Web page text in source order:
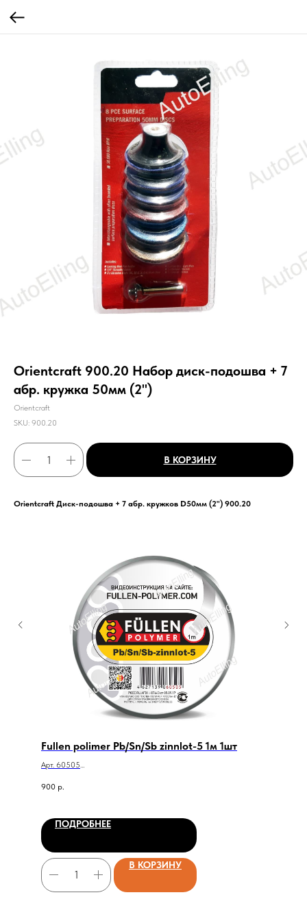
Orientcraft 900.20 Набор диск-подошва + 7
абр. кружка 50мм (2")
Orientcraft
SKU: 900.20
В КОРЗИНУ
Orientcraft Диск-подошва + 7 абр. кружков D50мм (2") 900.20
Fullen polimer Pb/Sn/Sb zinnlot-5 1м 1шт
Арт. 60505
900 р.
ПОДРОБНЕЕ
В КОРЗИНУ